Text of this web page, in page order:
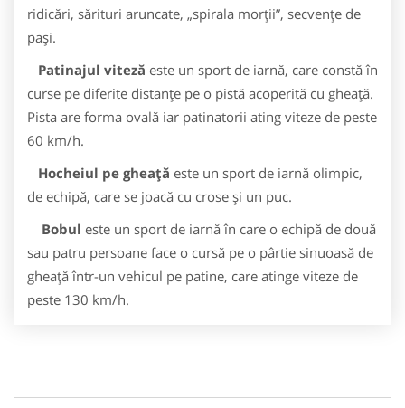
ridicări, sărituri aruncate, „spirala morții”, secvențe de
pași.
Patinajul viteză este un sport de iarnă, care constă în
curse pe diferite distanțe pe o pistă acoperită cu gheață.
Pista are forma ovală iar patinatorii ating viteze de peste
60 km/h.
Hocheiul pe gheață este un sport de iarnă olimpic,
de echipă, care se joacă cu crose și un puc.
Bobul este un sport de iarnă în care o echipă de două
sau patru persoane face o cursă pe o pârtie sinuoasă de
gheață într-un vehicul pe patine, care atinge viteze de
peste 130 km/h.